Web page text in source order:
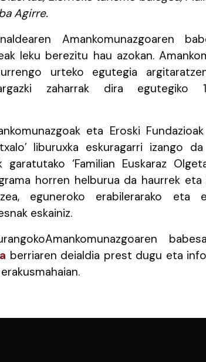
Agirre.
Amankomunazgoaren
leku berezitu hau azokan.
urteko egutegia
zaharrak dira egutegiko
eta Eroski
liburuxka eskuragarri izango
garatutako ‘Familian Euskaraz
horren helburua da haurrek eta
eguneroko erabilerarako eta
eskainiz.
berriaren deialdia prest dugu eta